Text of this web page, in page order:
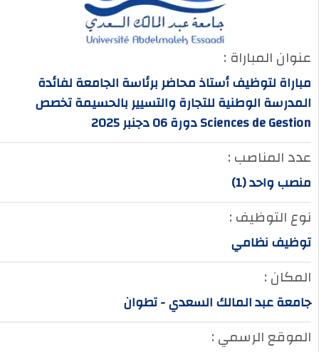
عنوان المباراة :
مباراة لتوظيف أستاذ محاضر برئاسة الجامعة لفائدة
المدرسة الوطنية للتجارة والتسيير بالحسيمة تخصص
Sciences de Gestion دورة 06 دجنبر 2025
عدد المناصب :
منصب واحد (1)
نوع التوظيف :
توظيف نظامي
المكان :
جامعة عبد المالك السعدي - تطوان
الموقع الرسمي :